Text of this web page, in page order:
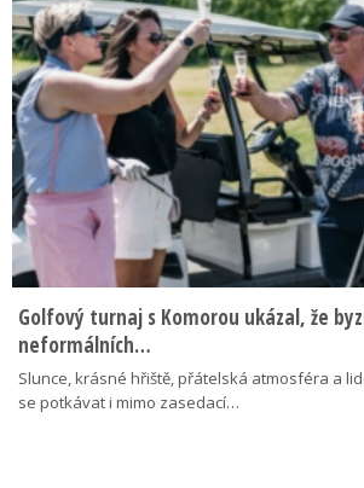
Golfový turnaj s Komorou ukázal, že
neformálních…
Slunce, krásné hřiště, přátelská atmosféra a
se potkávat i mimo zasedací…